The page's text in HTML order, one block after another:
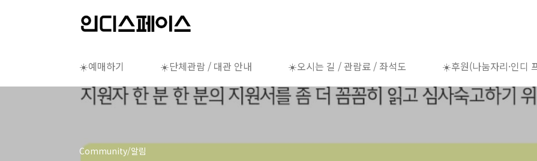
☀️예매하기 ☀️단체관람 / 대관 안내 ☀️오시는 길 / 관람료 / 좌석도 ☀️후원(나눔자리·인디
Community/알림